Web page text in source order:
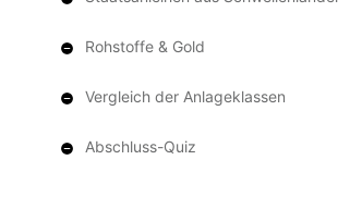
Rohstoffe & Gold
Vergleich der Anlageklassen
Abschluss-Quiz